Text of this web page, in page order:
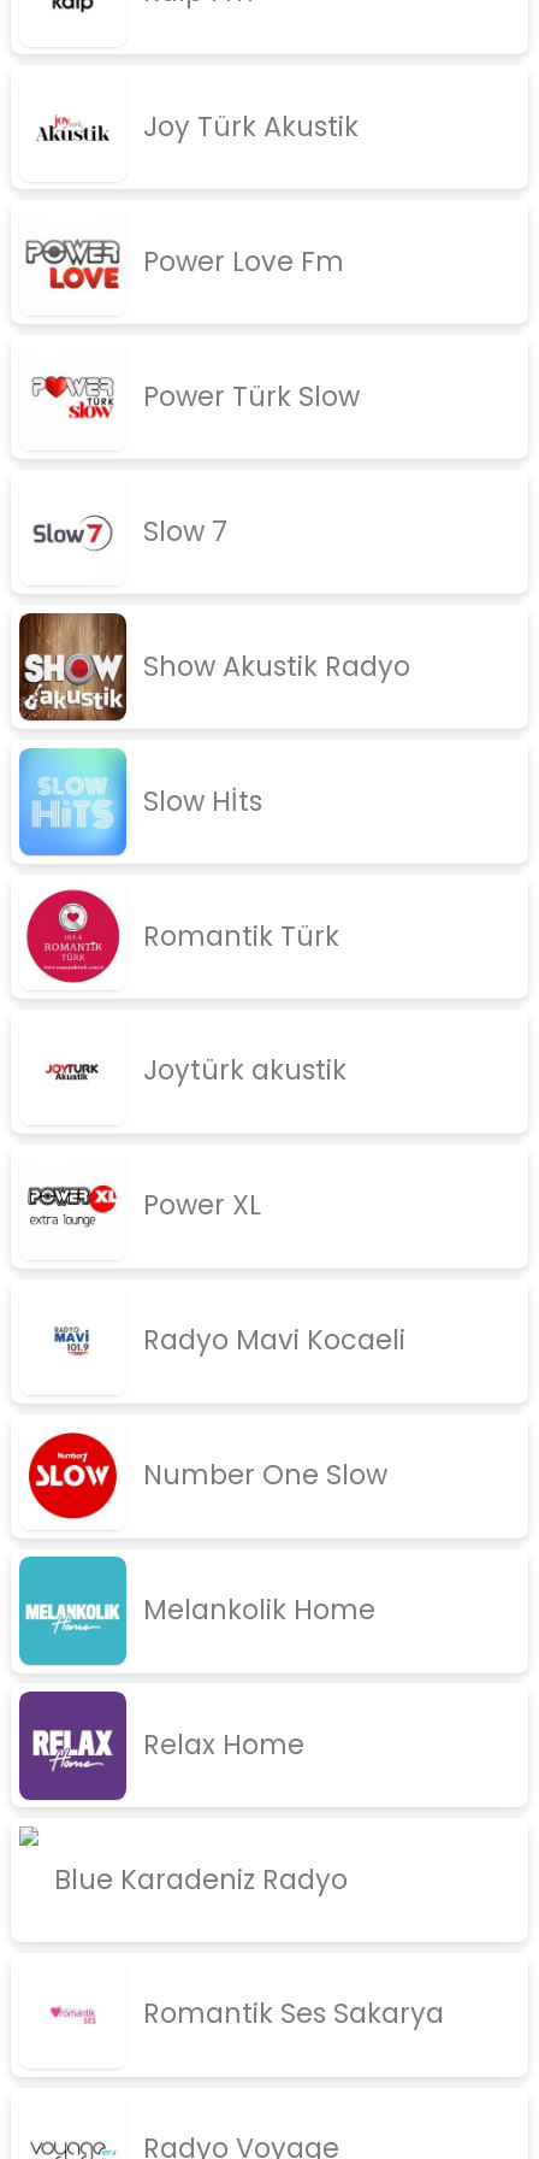
rap
Gizlilik Politikası
Joy Türk Akustik
Power Love Fm
Power Türk Slow
Slow 7
Show Akustik Radyo
Slow Hİts
Romantik Türk
Joytürk akustik
Power XL
Radyo Mavi Kocaeli
Number One Slow
Melankolik Home
Relax Home
Blue Karadeniz Radyo
Romantik Ses Sakarya
Radyo Voyage